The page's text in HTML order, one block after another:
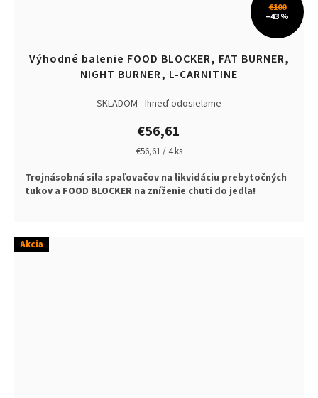
€100
–43 %
Výhodné balenie FOOD BLOCKER, FAT BURNER,
NIGHT BURNER, L-CARNITINE
SKLADOM - Ihneď odosielame
€56,61
Jednotková
€56,61 / 4 ks
Trojnásobná sila spaľovačov na likvidáciu prebytočných
tukov a FOOD BLOCKER na zníženie chuti do jedla!
Akcia